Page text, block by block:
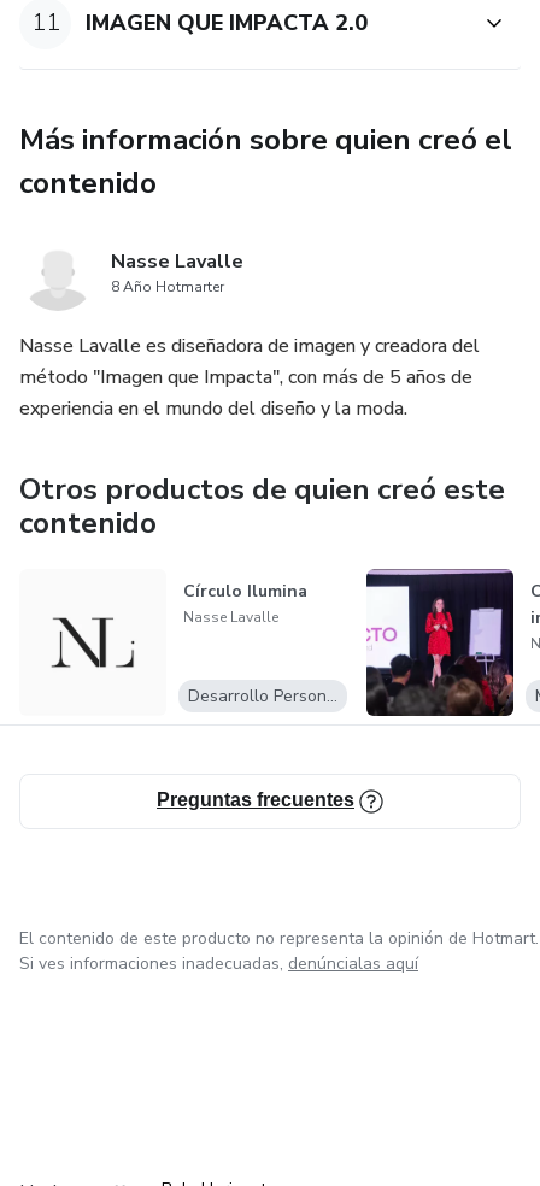
11 IMAGEN QUE IMPACTA 2.0
Más información sobre quien creó el
contenido
Nasse Lavalle
8 Año Hotmarter
Nasse Lavalle es diseñadora de imagen y creadora del
método "Imagen que Impacta", con más de 5 años de
experiencia en el mundo del diseño y la moda.
Otros productos de quien creó este
contenido
Círculo Ilumina
Nasse Lavalle
Desarrollo Personal
Preguntas frecuentes
El contenido de este producto no representa la opinión de Hotmart.
Si ves informaciones inadecuadas, denúncialas aquí